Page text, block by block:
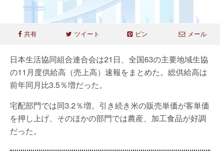
共有 ツイート ピン メール
日本生活協同組合連合会は21日、全国63の主要地域生協
の11月度供給高（売上高）速報をまとめた。総供給高は
前年同月比3.5％増だった。
宅配部門では同3.2％増。引き続き米の販売単価が客単価
を押し上げ、そのほかの部門では農産、加工食品が好調
だった。